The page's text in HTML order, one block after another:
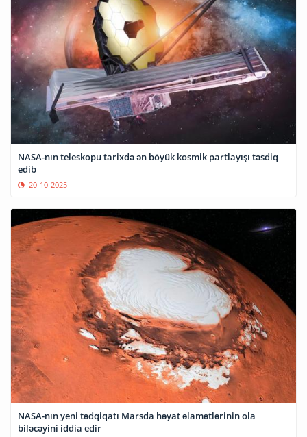
NASA-nın teleskopu tarixdə ən böyük kosmik partlayışı təsdiq
edib
20-10-2025
NASA-nın yeni tədqiqatı Marsda həyat əlamətlərinin ola
biləcəyini iddia edir